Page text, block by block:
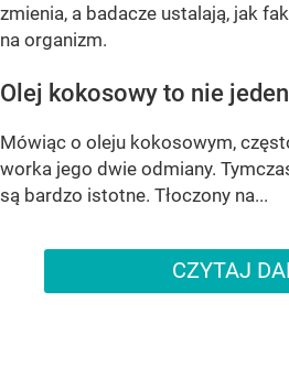
zmienia, a badacze ustalają, jak
na organizm.
Olej kokosowy to nie
Mówiąc o oleju kokosowym,
worka jego dwie odmiany.
są bardzo istotne. Tłoczony na...
CZYTAJ